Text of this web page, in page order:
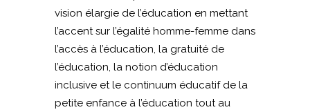
vision élargie de l’éducation en mettant
l’accent sur l’égalité homme-femme dans
l’accès à l’éducation, la gratuité de
l’éducation, la notion d’éducation
inclusive et le continuum éducatif de la
petite enfance à l’éducation tout au